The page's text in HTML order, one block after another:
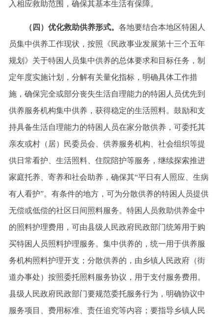
入相应救助范围，确保其基本生活有保障。
（四）优化救助供养形式。 各地要结合本地区特困人
员集中供养工作现状，按照《民政事业发展第十三个五年
规划》关于特困人员集中供养的总体要求和目标任务，制
定年度实施计划，分解有关量化指标，明确具体工作措
施，确保完全或部分丧失生活自理能力的特困人员优先到
供养服务机构集中供养，获得稳定的生活照料。鼓励和支
持具备生活自理能力的特困人员在家分散供养，可委托其
亲友或村（居）民委员会、供养服务机构、社会组织等提
供日常看护、生活照料、住院陪护等服务，继续探索推进
家庭托养、寄养和社会助养，确保其“平日有人照应、生病
有人看护”。有条件的地方，可为分散供养的特困人员提供
无偿或低偿的社区日间照料服务。特困人员救助供养金中
的照料护理费用，可由县级人民政府民政部门统筹用于购
买特困人员照料护理服务。集中供养的，统一用于供养服
务机构照料护理开支；分散供养的，由乡镇人民政府（街
道办事处）按照委托照料服务协议，用于支付服务费用。
县级人民政府民政部门要规范委托服务行为，明确协议中
服务项目、费用标准、责任追究等内容；要指导乡镇人民